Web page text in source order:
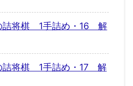
詰将棋 1手詰め・16 解
詰将棋 1手詰め・17 解